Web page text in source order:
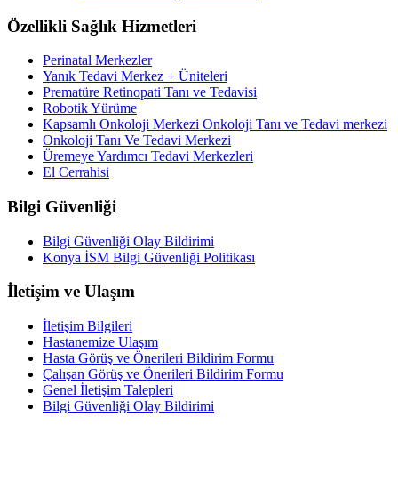
Özellikli Sağlık Hizmetleri
Perinatal Merkezler
Yanık Tedavi Merkez + Üniteleri
Prematüre Retinopati Tanı ve Tedavisi
Robotik Yürüme
Kapsamlı Onkoloji Merkezi Onkoloji Tanı ve Tedavi merkezi
Onkoloji Tanı Ve Tedavi Merkezi
Üremeye Yardımcı Tedavi Merkezleri
El Cerrahisi
Bilgi Güvenliği
Bilgi Güvenliği Olay Bildirimi
Konya İSM Bilgi Güvenliği Politikası
İletişim ve Ulaşım
İletişim Bilgileri
Hastanemize Ulaşım
Hasta Görüş ve Önerileri Bildirim Formu
Çalışan Görüş ve Önerileri Bildirim Formu
Genel İletişim Talepleri
Bilgi Güvenliği Olay Bildirimi